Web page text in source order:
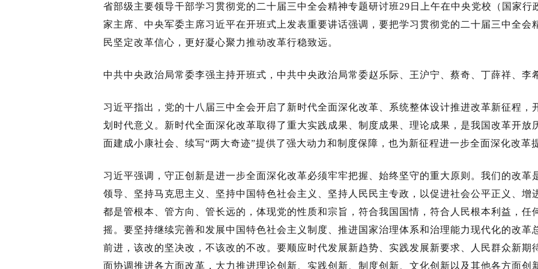
省部级主要领导干部学习贯彻党的二十届三中全会精神专题研讨班29日上午在中央党校（国家
家主席、中央军委主席习近平在开班式上发表重要讲话强调，要把学习贯彻党的二十届三中全会
民坚定改革信心，更好凝心聚力推动改革行稳致远。
中共中央政治局常委李强主持开班式，中共中央政治局常委赵乐际、王沪宁、蔡奇、丁薛祥、李
习近平指出，党的十八届三中全会开启了新时代全面深化改革、系统整体设计推进改革新征程，
划时代意义。新时代全面深化改革取得了重大实践成果、制度成果、理论成果，是我国改革开放
面建成小康社会、续写“两大奇迹”提供了强大动力和制度保障，也为新征程进一步全面深化改革
习近平强调，守正创新是进一步全面深化改革必须牢牢把握、始终坚守的重大原则。我们的改革
领导、坚持马克思主义、坚持中国特色社会主义、坚持人民民主专政，以促进社会公平正义、增
都是管根本、管方向、管长远的，体现党的性质和宗旨，符合我国国情，符合人民根本利益，任
摇。要坚持继续完善和发展中国特色社会主义制度、推进国家治理体系和治理能力现代化的改革
前进，该改的坚决改，不该改的不改。要顺应时代发展新趋势、实践发展新要求、人民群众新期
面协调推进各方面改革，大力推进理论创新、实践创新、制度创新、文化创新以及其他各方面创